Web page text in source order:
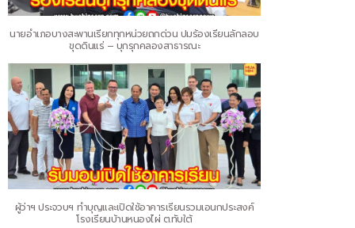
นายอำเภอบางสะพานเรียกทุกหน่วยถกด่วน ปมร้องเรียนลักลอบ
ขุดดินแร่ – บุกรุกคลองสาธารณะ
ผู้ว่าฯ ประจวบฯ ทำบุญและเปิดใช้อาคารเรียนรวมเอนกประสงค์
โรงเรียนบ้านหนองไผ่ ต.ทับใต้